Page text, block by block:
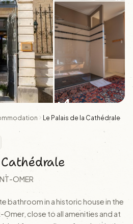
+4
Le Palais de la Cathédrale
OMER
bathroom in a historic house in the
close to all amenities and at